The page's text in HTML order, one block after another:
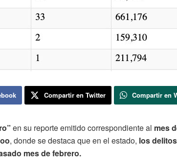
Compartir en Twitter Compartir en
en su reporte emitido correspondiente al mes
, donde se destaca que en el estado, los
mes de febrero.